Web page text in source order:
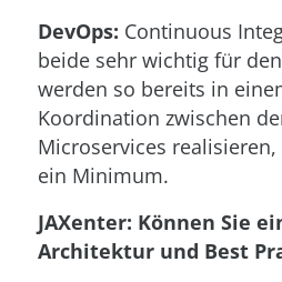
DevOps: Continuous
beide sehr wichtig für
werden so bereits in
Koordination zwischen
Microservices
ein Minimum.
JAXenter: Können Sie
Architektur und Best